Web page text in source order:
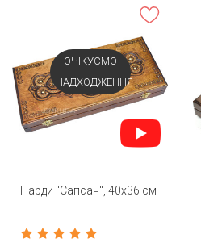
ОЧІКУЄМО
НАДХОДЖЕННЯ
Нарди "Сапсан", 40х36 см